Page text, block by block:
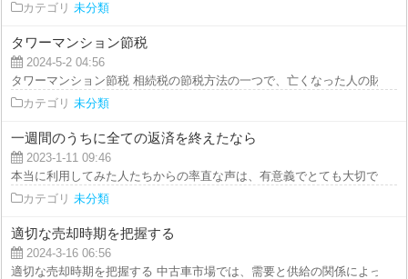
カテゴリ 未分類
タワーマンション節税
2024-5-2 04:56
タワーマンション節税 相続税の節税方法の一つで、亡くなった人の財産
カテゴリ 未分類
一週間のうちに全ての返済を終えたなら
2023-1-11 09:46
本当に利用してみた人たちからの率直な声は、有意義でとても大切です。
カテゴリ 未分類
適切な売却時期を把握する
2024-3-16 06:56
適切な売却時期を把握する 中古車市場では、需要と供給の関係によって